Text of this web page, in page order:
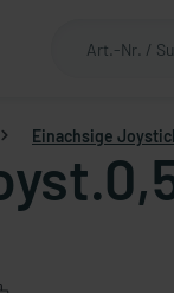
Einachsige